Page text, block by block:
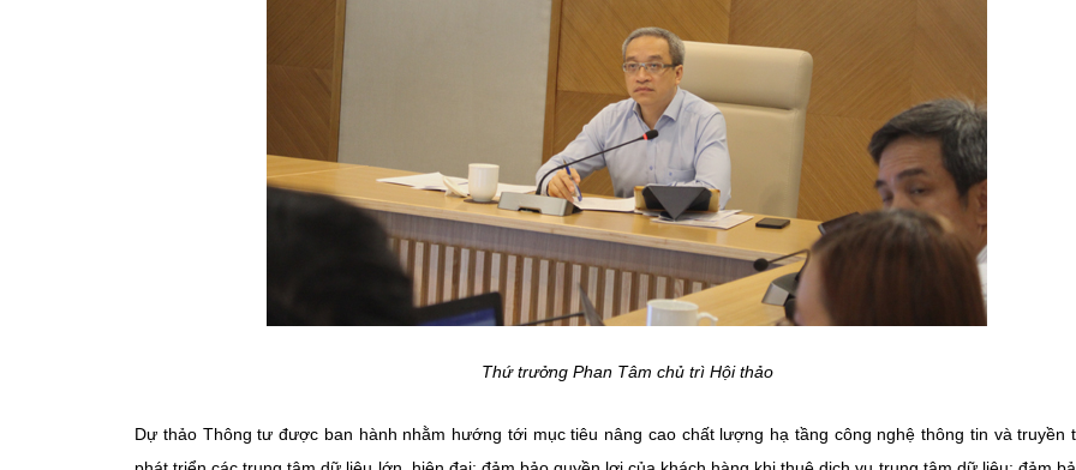
Thứ trưởng Phan Tâm chủ trì Hội thảo
Dự thảo Thông tư được ban hành nhằm hướng tới mục tiêu nâng cao chất lượng hạ tầng công nghệ thông tin và truyền